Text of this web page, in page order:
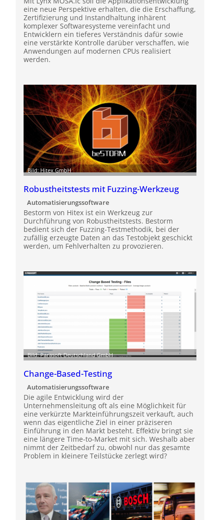
eine neue Perspektive erhalten, die die Erschaffung,
Zertifizierung und Instandhaltung inhärent
komplexer Softwaresysteme vereinfacht und
Entwicklern ein tieferes Verständnis dafür sowie
eine verstärkte Kontrolle darüber verschaffen, wie
Anwendungen auf modernen CPUs realisiert
werden.
Bild: Hitex GmbH
Robustheitstests mit Fuzzing-Werkzeug
Automatisierungssoftware
Bestorm von Hitex ist ein Werkzeug zur
Durchführung von Robustheitstests. Bestorm
bedient sich der Fuzzing-Testmethodik, bei der
zufällig erzeugte Daten an das Testobjekt geschickt
werden, um Fehlverhalten zu provozieren.
Bild: Parasoft Deutschland GmbH
Change-Based-Testing
Automatisierungssoftware
Die agile Entwicklung wird der
Unternehmensleitung oft als eine Möglichkeit für
eine verkürzte Markteinführungszeit verkauft, auch
wenn das eigentliche Ziel in einer präziseren
Einführung in den Markt besteht. Effektiv bringt sie
eine längere Time-to-Market mit sich. Weshalb aber
nimmt der Zeitbedarf zu, obwohl nur das gesamte
Problem in kleinere Teilstücke zerlegt wird?